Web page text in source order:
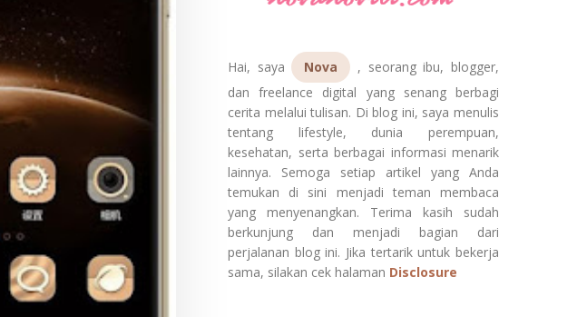
Hai, saya Nova
, seorang ibu, blogger,
dan freelance digital yang senang berbagi
cerita melalui tulisan. Di blog ini, saya menulis
tentang lifestyle, dunia perempuan,
kesehatan, serta berbagai informasi menarik
lainnya. Semoga setiap artikel yang Anda
temukan di sini menjadi teman membaca
yang menyenangkan. Terima kasih sudah
berkunjung dan menjadi bagian dari
perjalanan blog ini. Jika tertarik untuk bekerja
sama, silakan cek halaman Disclosure